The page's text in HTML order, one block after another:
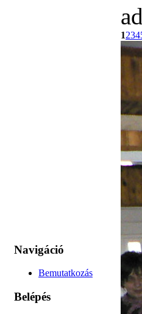
Navigáció
Bemutatkozás
Belépés
1234